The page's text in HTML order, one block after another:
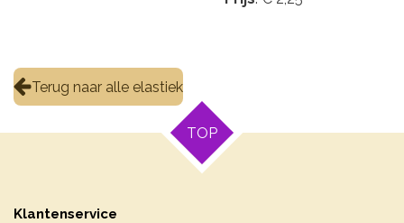
Terug naar alle elastiek
TOP
Klantenservice